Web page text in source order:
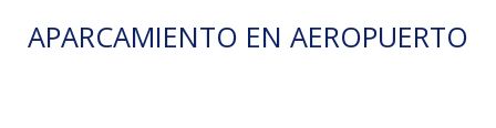
APARCAMIENTO EN AEROPUERTO